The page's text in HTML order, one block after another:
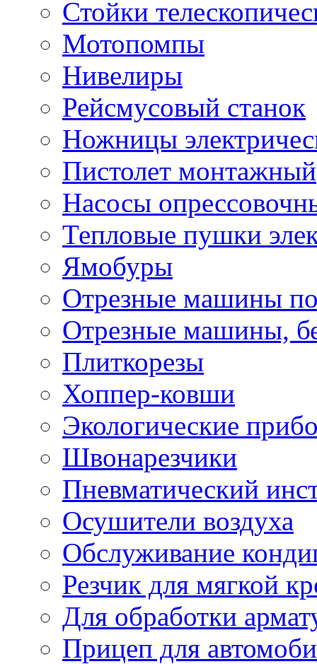
Стойки
Мотопомпы
Нивелиры
Рейсмусовый станок
Ножницы
Пистолет монтажный
Насосы
Тепловые пушки
Ямобуры
Отрезные машины
Отрезные машины,
Плиткорезы
Хоппер-ковши
Экологические
Швонарезчики
Пневматический
Осушители воздуха
Обслуживание
Резчик для мягкой
Для обработки
Прицеп для